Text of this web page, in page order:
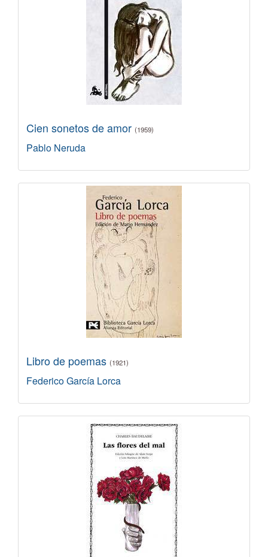
Cien sonetos de amor (1959)
Pablo Neruda
Libro de poemas (1921)
Federico García Lorca